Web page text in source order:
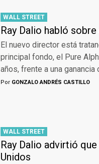
WALL STREET
Ray Dalio habló
El nuevo director está
principal fondo, el Pure
años, frente a una
Por GONZALO ANDRÉS CASTILLO
WALL STREET
Ray Dalio advirtió
Unidos